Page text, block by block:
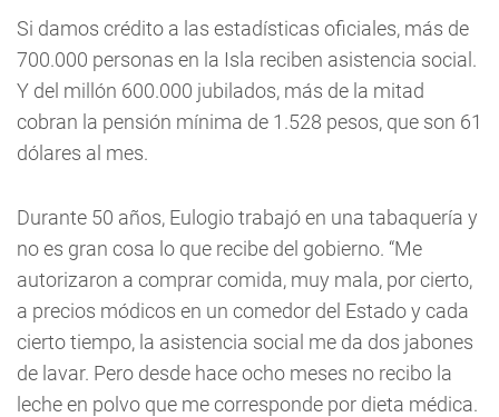
Si damos crédito a las estadísticas oficiales, más de
700.000 personas en la Isla reciben asistencia social.
Y del millón 600.000 jubilados, más de la mitad
cobran la pensión mínima de 1.528 pesos, que son 61
dólares al mes.
Durante 50 años, Eulogio trabajó en una tabaquería y
no es gran cosa lo que recibe del gobierno. “Me
autorizaron a comprar comida, muy mala, por cierto,
a precios módicos en un comedor del Estado y cada
cierto tiempo, la asistencia social me da dos jabones
de lavar. Pero desde hace ocho meses no recibo la
leche en polvo que me corresponde por dieta médica.